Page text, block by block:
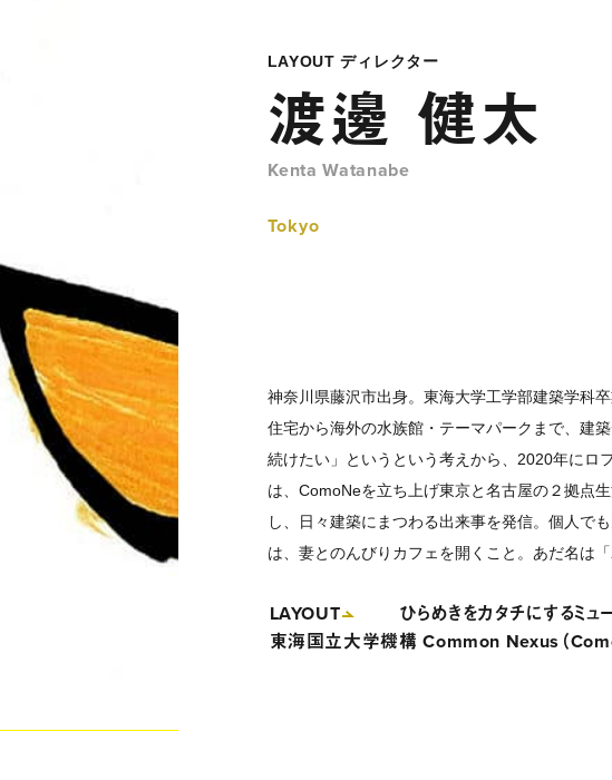
LAYOUT ディレクター
渡邊 健太
Kenta Watanabe
Tokyo
神奈川県藤沢市出身。東海大学工学部建築学科
住宅から海外の水族館・テーマパークまで、建
続けたい」というという考えから、2020年にロ
は、ComoNeを立ち上げ東京と名古屋の２拠点
し、日々建築にまつわる出来事を発信。個人で
は、妻とのんびりカフェを開くこと。あだ名は「
LAYOUT
ひらめきをカタチにするミュ
東海国立大学機構 Common Nexus（